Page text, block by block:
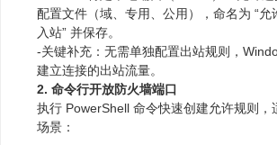
配置文件（域、专用、公用），命名为 “允
入站” 并保存。
-关键补充：无需单独配置出站规则，
建立连接的出站流量。
2. 命令行开放防火墙端口
执行 PowerShell 命令快速创建允许规则，
场景：